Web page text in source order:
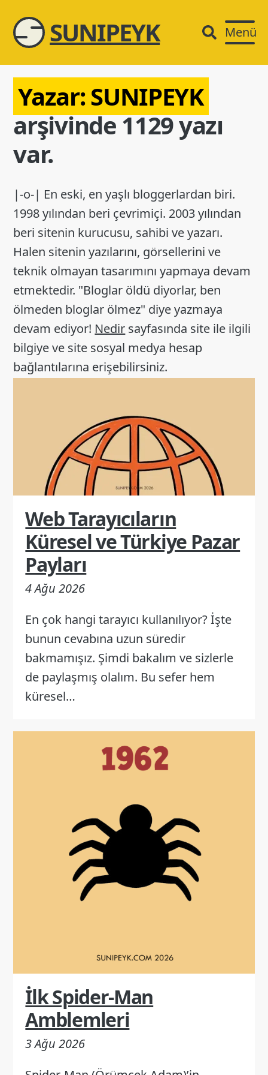
SUNIPEYK Menü
Yazar:SUNIPEYK
arşivinde 1129 yazı
var.
|-o-| En eski, en yaşlı bloggerlardan biri.
1998 yılından beri çevrimiçi. 2003 yılından
beri sitenin kurucusu, sahibi ve yazarı.
Halen sitenin yazılarını, görsellerini ve
teknik olmayan tasarımını yapmaya devam
etmektedir. "Bloglar öldü diyorlar, ben
ölmeden bloglar ölmez" diye yazmaya
devam ediyor! Nedir sayfasında site ile ilgili
bilgiye ve site sosyal medya hesap
bağlantılarına erişebilirsiniz.
Web Tarayıcıların
Küresel ve Türkiye Pazar
Payları
4 Ağu 2026
En çok hangi tarayıcı kullanılıyor? İşte
bunun cevabına uzun süredir
bakmamışız. Şimdi bakalım ve sizlerle
de paylaşmış olalım. Bu sefer hem
küresel…
İlk Spider-Man
Amblemleri
3 Ağu 2026